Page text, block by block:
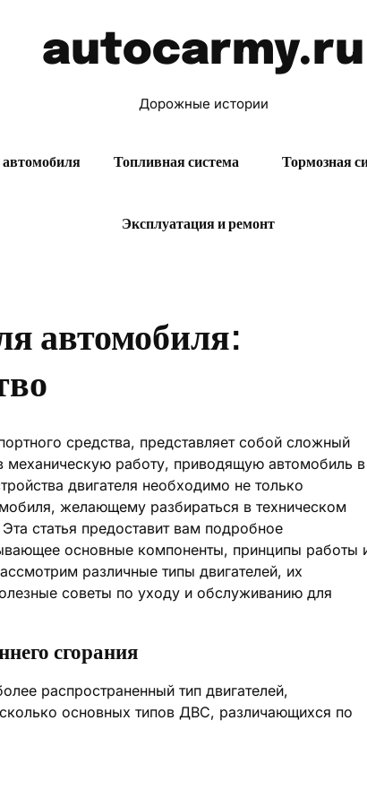
autocarmy.ru
Дорожные истории
Топливная система Тормозная
Эксплуатация и ремонт
автомобиля:
средства, представляет собой сложный
работу, приводящую автомобиль в
двигателя необходимо не только
желающему разбираться в техническом
статья предоставит вам подробное
основные компоненты, принципы работы
различные типы двигателей, их
советы по уходу и обслуживанию для
сгорания
распространенный тип двигателей,
основных типов ДВС, различающихся по